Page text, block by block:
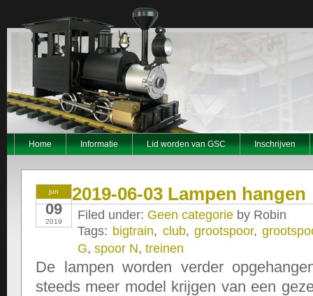
Home Informatie Lid worden van GSC Inschrijven
jun
09
2019
2019-06-03 Lampen hangen
Filed under: Geen categorie by Robin
Tags: bigtrain, club, grootspoor,
G, spoor N, treinen
De lampen worden verder
steeds meer model krijgen van een